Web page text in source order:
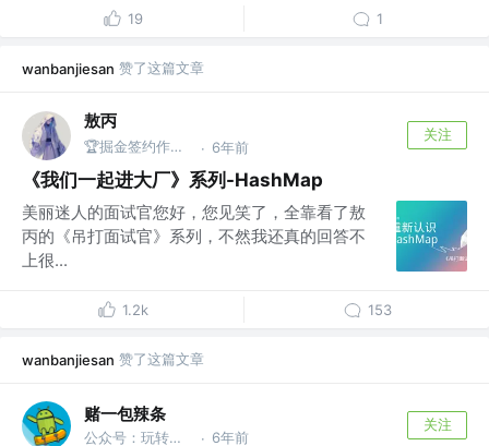
19 1
wanbanjiesan 赞了这篇文章
敖丙
🏆掘金签约作者 @微信搜：敖丙 · 6年前
关注
《我们一起进大厂》系列-HashMap
美丽迷人的面试官您好，您见笑了，全靠看了敖
丙的《吊打面试官》系列，不然我还真的回答不
上很...
1.2k 153
wanbanjiesan 赞了这篇文章
赌一包辣条
公众号：玩转安卓Dev · 6年前
关注